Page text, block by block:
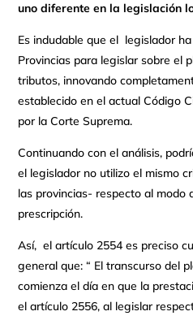
uno diferente en la legislación
Es indudable que el legislador
Provincias para legislar sobre el
tributos, innovando
establecido en el actual Código
por la Corte Suprema.
Continuando con el análisis,
el legislador no utilizo el mismo
las provincias- respecto al modo
prescripción.
Así, el artículo 2554 es preciso
general que: “ El transcurso del
comienza el día en que la
el artículo 2556, al legislar